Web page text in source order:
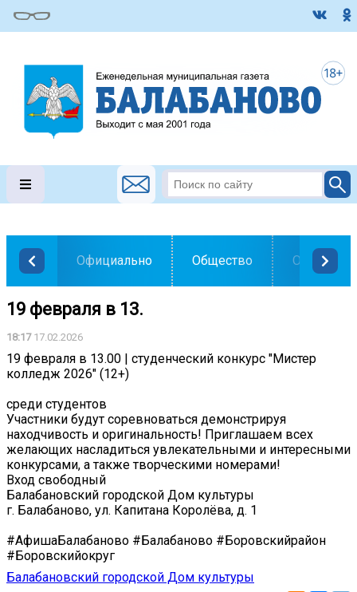
Официально Общество
19 февраля в 13.
18:1717.02.2026
19 февраля в 13.00 | студенческий конкурс "Мистер
колледж 2026" (12+)
среди студентов
Участники будут соревноваться демонстрируя
находчивость и оригинальность! Приглашаем всех
желающих насладиться увлекательными и интересными
конкурсами, а также творческими номерами!
Вход свободный
Балабановский городской Дом культуры
г. Балабаново, ул. Капитана Королёва, д. 1
#АфишаБалабаново #Балабаново #Боровскийрайон
#Боровскийокруг
Балабановский городской Дом культуры